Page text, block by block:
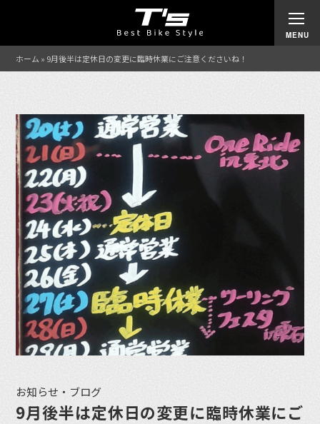
ホーム » 9月後半は定休日の変更に臨時休業にご注意くださいね！
お知らせ・ブログ
9月後半は定休日の変更に臨時休業にご